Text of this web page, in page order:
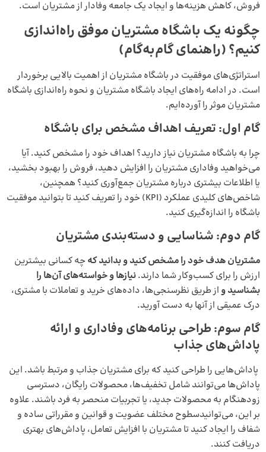
فروش، کاهش هزینه‌ها و ایجاد یک جامعه وفادار از مشتریان است.
چگونه یک باشگاه مشتریان موفق راه‌اندازی
کنیم؟ (راهنمای گام‌به‌گام)
استراتژی‌های موفقیت در باشگاه مشتریان از اهمیت بالایی برخوردار
است. در ادامه راه‌های ایجاد باشگاه مشتریان و نحوه راه‌اندازی باشگاه
مشتریان موثر را آورده‌ایم.
گام اول: تعریف اهداف مشخص برای باشگاه
چرا به باشگاه مشتریان نیاز دارید؟ اهداف خود را مشخص کنید. آیا
می‌خواهید وفاداری مشتریان را افزایش دهید، فروش را بهبود بخشید،
یا اطلاعات بیشتری درباره مشتریان جمع‌آوری کنید؟ همچنین،
شاخص‌های کلیدی عملکرد (KPI) خود را تعریف کنید تا بتوانید موفقیت
باشگاه را اندازه‌گیری کنید.
گام دوم: شناسایی و دسته‌بندی مشتریان
مشتریان هدف خود را مشخص کنید و بدانید کهچه کسانی بیشترین
ارزش را برای کسب‌وکار شما دارند.نیازها و خواسته‌های آن‌ها را
بشناسید و از طریق نظرسنجی‌ها، داده‌های خرید و تعاملات با مشتری،
درک عمیقی از آنها به دست آورید.
گام سوم: طراحی برنامه‌های وفاداری و ارائه
پاداش‌های جذاب
پاداش‌هایی را طراحی کنید که برای مشتریان جذاب و مرتبط باشد. این
پاداش‌ها می‌توانند شامل تخفیف‌ها، محصولات رایگان، دسترسی
زودهنگام به محصولات جدید، یا تجربیات منحصر به فرد باشند. علاوه
بر این، می‌توانیدسطوح مختلف عضویت و قوانین و مقرراتی ساده و
شفاف را ایجاد کنید تا مشتریان با افزایش تعامل، پاداش‌های بهتری
دریافت کنند.